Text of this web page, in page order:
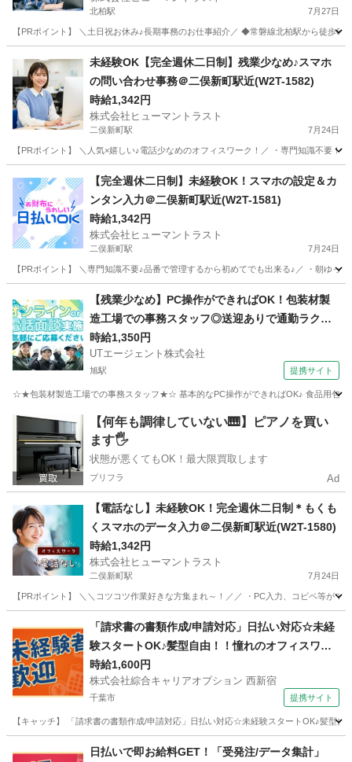
北柏駅 7月27日
【PRポイント】 ＼土日祝お休み♪長期事務のお仕事紹介／ ◆常磐線北柏駅から徒歩
北柏駅 一般事務 ヒューマントラスト
未経験OK【完全週休二日制】残業少なめ♪スマホ
の問い合わせ事務＠二俣新町駅近(W2T-1582)
時給1,342円
株式会社ヒューマントラスト
二俣新町駅 7月24日
【PRポイント】 ＼人気×嬉しい♪電話少なめのオフィスワーク！／ ・専門知識不要
二俣新町駅 一般事務 スタッフ
【完全週休二日制】未経験OK！スマホの設定＆カ
ンタン入力＠二俣新町駅近(W2T-1581)
時給1,342円
株式会社ヒューマントラスト
二俣新町駅 7月24日
【PRポイント】 ＼専門知識不要♪品番で管理するから初めてでも出来る♪／ ・朝ゆ
二俣新町駅 その他 スタッフ
【残業少なめ】PC操作ができればOK！包装材製
造工場での事務スタッフ◎送迎ありで通勤ラクラ
ク！
時給1,350円
UTエージェント株式会社
旭駅 提携サイト
☆★包装材製造工場での事務スタッフ★☆ 基本的なPC操作ができればOK♪ 食品用包
千葉 旭市 旭駅 一般事務
【何年も調律していない🎹】ピアノを買い
ます🖐️
状態が悪くてもOK！最大限買取します
プリフラ Ad
【電話なし】未経験OK！完全週休二日制＊もくも
くスマホのデータ入力＠二俣新町駅近(W2T-1580)
時給1,342円
株式会社ヒューマントラスト
二俣新町駅 7月24日
【PRポイント】 ＼＼コツコツ作業好きな方集まれ～！／／ ・PC入力、コピペ等が
二俣新町駅 一般事務 スタッフ
「請求書の書類作成/申請対応」日払い対応☆未経
験スタートOK♪髪型自由！！憧れのオフィスワー
ク◎40代まで幅広く活躍中！！
時給1,600円
株式会社綜合キャリアオプション 西新宿
千葉市 提携サイト
【キャッチ】 「請求書の書類作成/申請対応」日払い対応☆未経験スタートOK♪髪型
その他
日払いで即お給料GET！「受発注/データ集計」